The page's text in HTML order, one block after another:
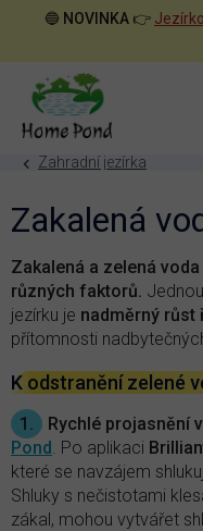
🔵 NOVINKA 👉
Zahradní jezírka
Zakalená
Zakalená a zelená
různých faktorů.
jezírku je nadměrný růst
přítomnosti
K odstranění zelené
1. Rychlé projasnění
Pond . Po aplikaci
které se navzájem
Shluky s nečistotami
zákal, mohou vytvářet